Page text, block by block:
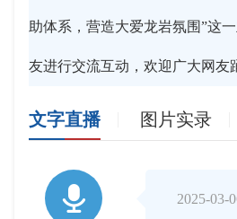
助体系，营造大爱龙岩氛围”这
友进行交流互动，欢迎广大网友
文字直播 图片实录

2025-03-